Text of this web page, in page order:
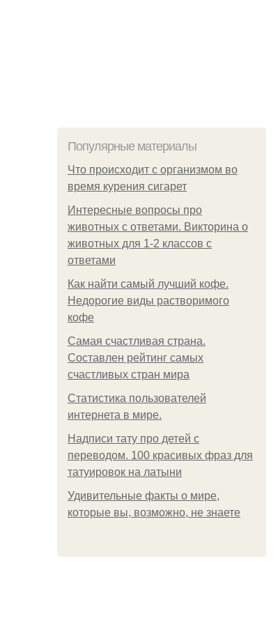
Популярные материалы
Что происходит с организмом во
время курения сигарет
Интересные вопросы про
животных с ответами. Викторина о
животных для 1-2 классов с
ответами
Как найти самый лучший кофе.
Недорогие виды растворимого
кофе
Самая счастливая страна.
Составлен рейтинг самых
счастливых стран мира
Статистика пользователей
интернета в мире.
Надписи тату про детей с
переводом. 100 красивых фраз для
татуировок на латыни
Удивительные факты о мире,
которые вы, возможно, не знаете